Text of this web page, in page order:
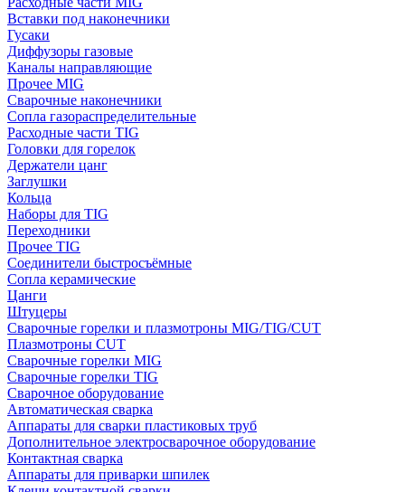
Вставки под наконечники
Гусаки
Диффузоры газовые
Каналы направляющие
Прочее MIG
Сварочные наконечники
Сопла газораспределительные
Расходные части TIG
Головки для горелок
Держатели цанг
Заглушки
Кольца
Наборы для TIG
Переходники
Прочее TIG
Соединители быстросъёмные
Сопла керамические
Цанги
Штуцеры
Сварочные горелки и плазмотроны MIG/TIG/CUT
Плазмотроны CUT
Сварочные горелки MIG
Сварочные горелки TIG
Сварочное оборудование
Автоматическая сварка
Аппараты для сварки пластиковых труб
Дополнительное электросварочное оборудование
Контактная сварка
Аппараты для приварки шпилек